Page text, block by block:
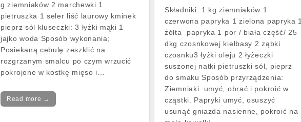
g ziemniaków 2 marchewki 1
pietruszka 1 seler liść laurowy kminek
pieprz sól kluseczki: 3 łyżki mąki 1
jajko woda Sposób wykonania;
Posiekaną cebulę zeszklić na
rozgrzanym smalcu po czym wrzucić
pokrojone w kostkę mięso i…
Read more →
Składniki: 1 kg ziemniaków 1
czerwona papryka 1 zielona papryka 1
żółta papryka 1 por / biała część/ 25
dkg czosnkowej kiełbasy 2 ząbki
czosnku3 łyżki oleju 2 łyżeczki
suszonej natki pietruszki sól, pieprz
do smaku Sposób przyrządzenia:
Ziemniaki umyć, obrać i pokroić w
cząstki. Papryki umyć, osuszyć
usunąć gniazda nasienne, pokroić na